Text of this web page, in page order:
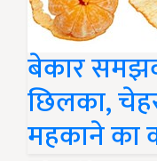
बेकार
छिलका,
महकाने का